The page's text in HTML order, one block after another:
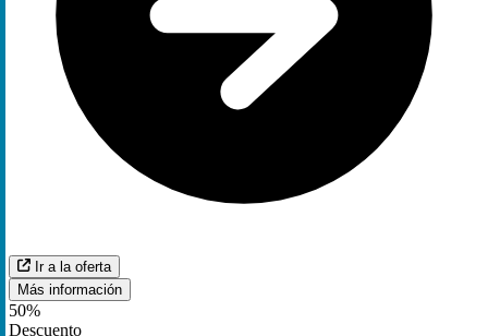
Ir a la oferta
Más información
50%
Descuento